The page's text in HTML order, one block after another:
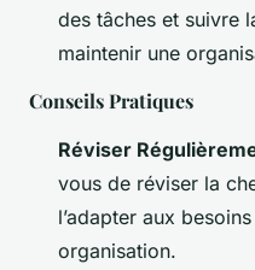
des tâches et suivre
maintenir une
Conseils Pratiques
Réviser
vous de réviser la
l’adapter aux
organisation.